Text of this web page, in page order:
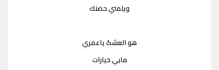
ويلمني حضنك
هو العشگ ياعمري
مابي خيارات